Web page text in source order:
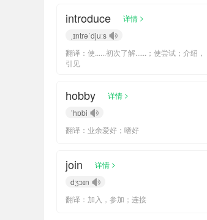
introduce 详情 >
ˌɪntrəˈdjuːs
翻译：使......初次了解......；使尝试；介绍，
引见
hobby 详情 >
ˈhɒbi
翻译：业余爱好；嗜好
join 详情 >
dʒɔɪn
翻译：加入，参加；连接